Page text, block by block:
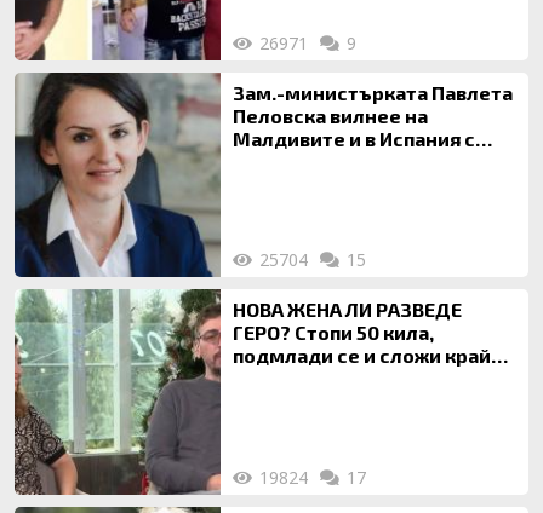
26971 9
Зам.-министърката Павлета
Пеловска вилнее на
Малдивите и в Испания с
25704 15
НОВА ЖЕНА ЛИ РАЗВЕДЕ
ГЕРО? Стопи 50 кила,
подмлади се и сложи край
19824 17